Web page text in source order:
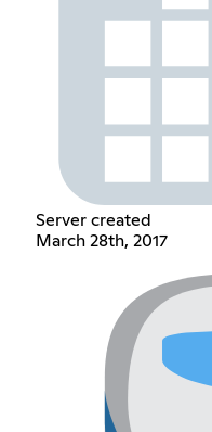
Server created
March 28th, 2017